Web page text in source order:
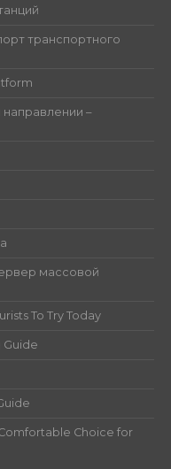
транспортного
–
массовой
To Try Today
Guide
Choice for